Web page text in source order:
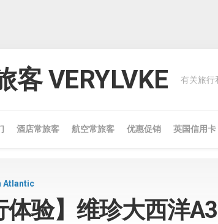
客 VERYLVKE 有关旅行
酒店常旅客 航空常旅客 优惠促销 英国信用卡
Atlantic
体验】维珍大西洋